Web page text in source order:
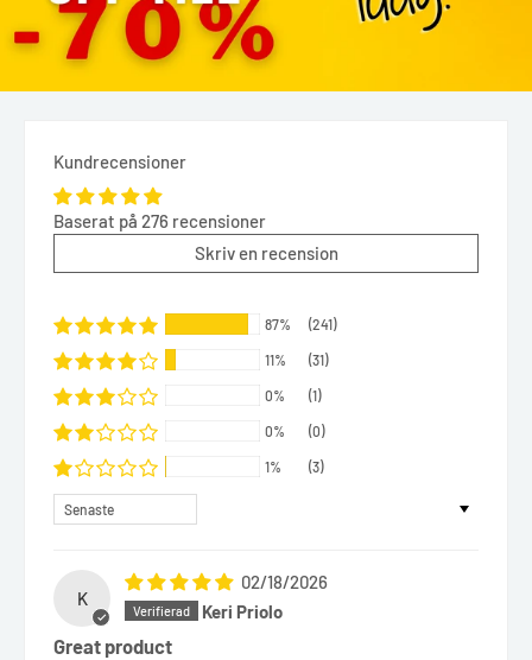
Kundrecensioner
Baserat på 276 recensioner
Skriv en recension
87% (241)
11% (31)
0% (1)
0% (0)
1% (3)
Sort by
K
02/18/2026
Keri Priolo
Great product